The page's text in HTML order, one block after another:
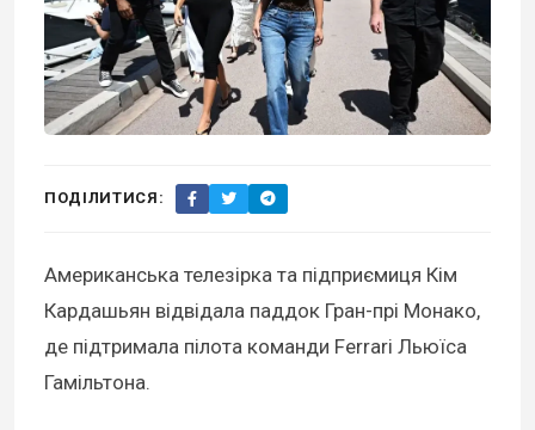
ПОДІЛИТИСЯ:
Американська телезірка та підприємиця Кім
Кардашьян відвідала паддок Гран-прі Монако,
де підтримала пілота команди Ferrari Льюїса
Гамільтона.